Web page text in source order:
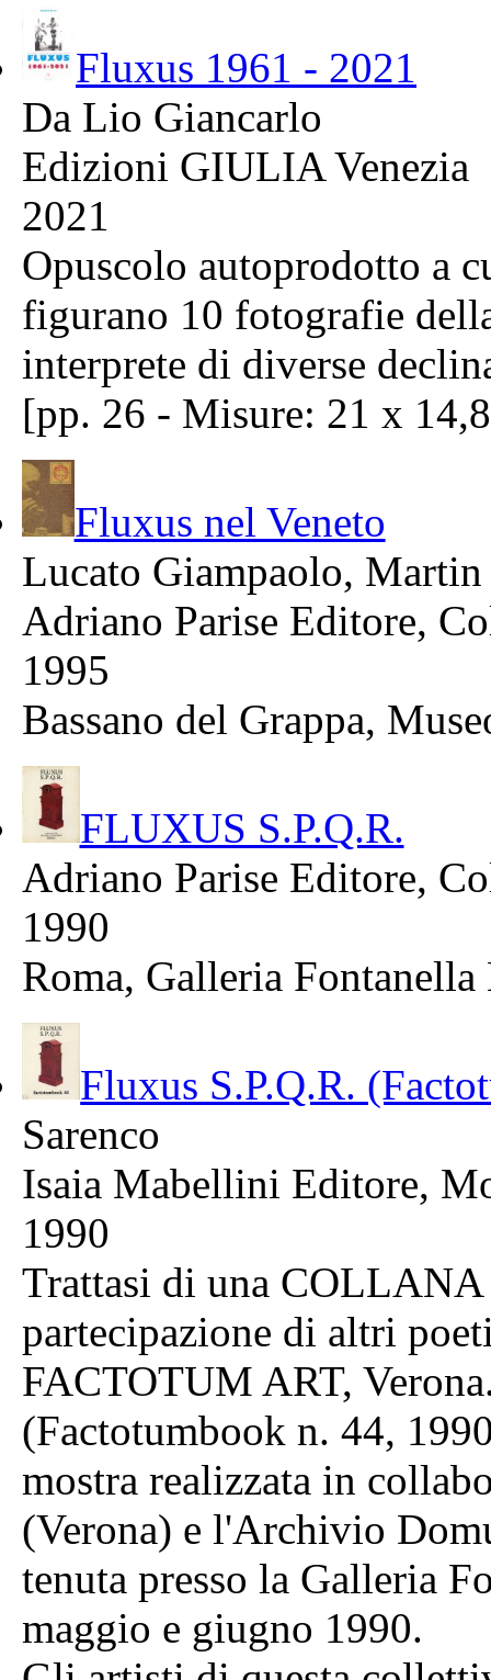
Fluxus 1961 - 2021
Da Lio Giancarlo
Edizioni GIULIA Venezia
2021
Opuscolo autoprodotto a
figurano 10 fotografie
interprete di diverse
[pp. 26 - Misure: 21 x
Fluxus nel Veneto
Lucato Giampaolo,
Adriano Parise Editore,
1995
Bassano del Grappa,
FLUXUS S.P.Q.R.
Adriano Parise Editore,
1990
Roma, Galleria
Fluxus S.P.Q.R.
Sarenco
Isaia Mabellini Editore,
1990
Trattasi di una COLLANA
partecipazione di altri
FACTOTUM ART,
(Factotumbook n. 44,
mostra realizzata in
(Verona) e l'Archivio
tenuta presso la Galleria
maggio e giugno 1990.